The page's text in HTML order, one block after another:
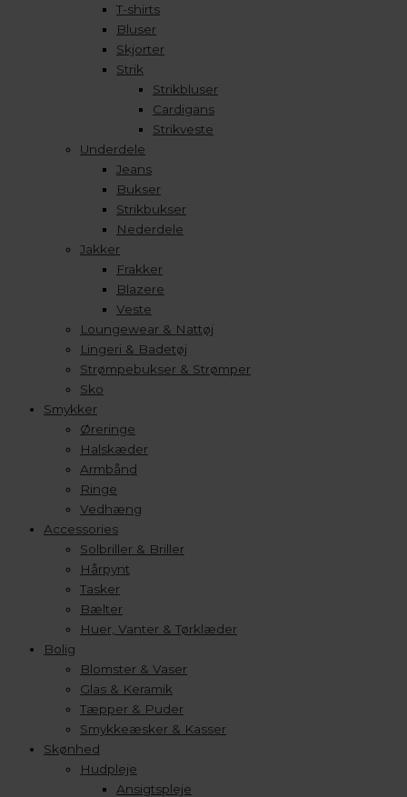
T-shirts
Bluser
Skjorter
Strik
Strikbluser
Cardigans
Strikveste
Underdele
Jeans
Bukser
Strikbukser
Nederdele
Jakker
Frakker
Blazere
Veste
Loungewear & Nattøj
Lingeri & Badetøj
Strømpebukser & Strømper
Sko
Smykker
Øreringe
Halskæder
Armbånd
Ringe
Vedhæng
Accessories
Solbriller & Briller
Hårpynt
Tasker
Bælter
Huer, Vanter & Tørklæder
Bolig
Blomster & Vaser
Glas & Keramik
Tæpper & Puder
Smykkeæsker & Kasser
Skønhed
Hudpleje
Ansigtspleje